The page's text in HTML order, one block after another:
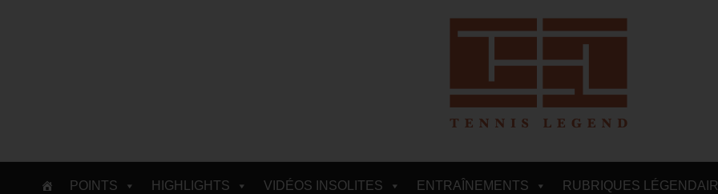
POINTS HIGHLIGHTS VIDÉOS INSOLITES ENTRAÎNEMENTS RUBRIQUES